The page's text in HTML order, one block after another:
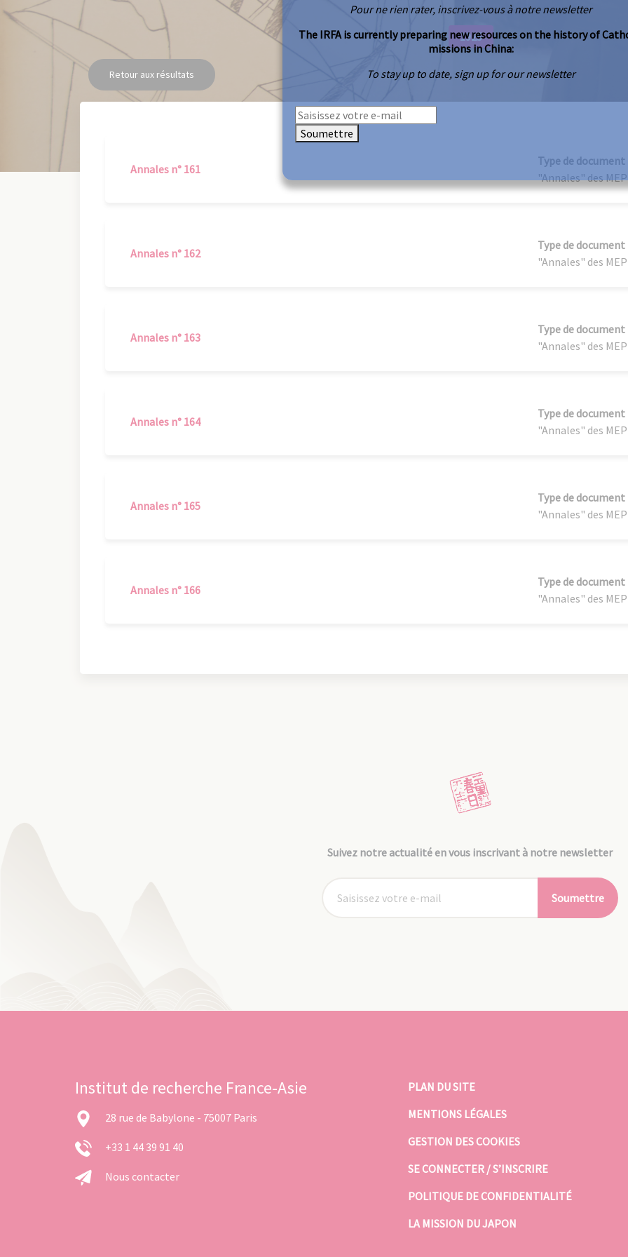
1925
Retour aux résultats
Annales n° 161
Type de document
"Annales" des MEP
Annales n° 162
Type de document
"Annales" des MEP
Annales n° 163
Type de document
"Annales" des MEP
Annales n° 164
Type de document
"Annales" des MEP
Annales n° 165
Type de document
"Annales" des MEP
Annales n° 166
Type de document
"Annales" des MEP
Suivez notre actualité en vous inscrivant à notre newsletter
Soumettre
Institut de recherche France-Asie
28 rue de Babylone - 75007 Paris
+33 1 44 39 91 40
Nous contacter
PLAN DU SITE
MENTIONS LÉGALES
GESTION DES COOKIES
SE CONNECTER / S’INSCRIRE
POLITIQUE DE CONFIDENTIALITÉ
LA MISSION DU JAPON
Pour ne rien rater, inscrivez-vous à notre newsletter
The IRFA is currently preparing new resources on the history of
missions in China:
To stay up to date, sign up for our newsletter
Soumettre